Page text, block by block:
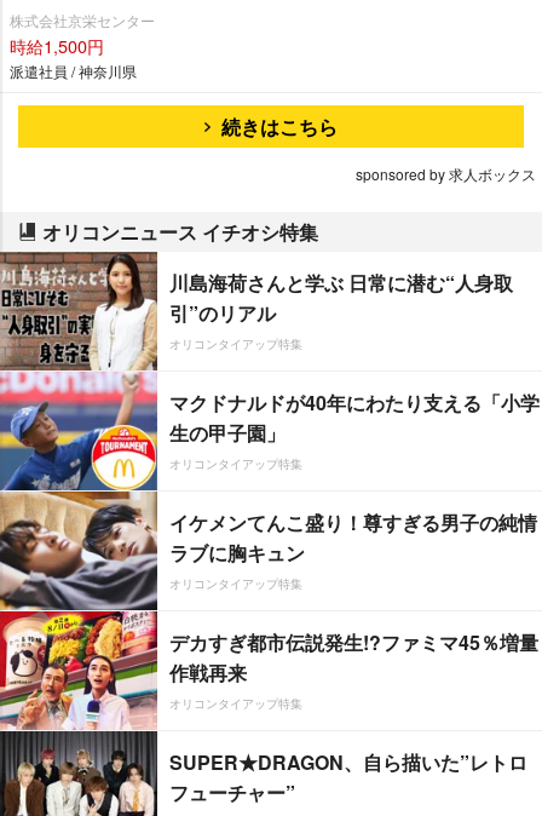
株式会社京栄センター
時給1,500円
派遣社員 / 神奈川県
続きはこちら
sponsored by 求人ボックス
オリコンニュース イチオシ特集
川島海荷さんと学ぶ 日常に潜む“人身取
引”のリアル
オリコンタイアップ特集
マクドナルドが40年にわたり支える「小学
生の甲子園」
オリコンタイアップ特集
イケメンてんこ盛り！尊すぎる男子の純情
ラブに胸キュン
オリコンタイアップ特集
デカすぎ都市伝説発生!?ファミマ45％増量
作戦再来
オリコンタイアップ特集
SUPER★DRAGON、自ら描いた”レトロ
フューチャー”